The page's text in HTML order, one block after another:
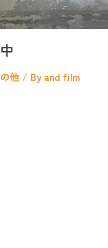
他 / By and film